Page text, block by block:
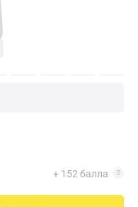
+ 152 балла